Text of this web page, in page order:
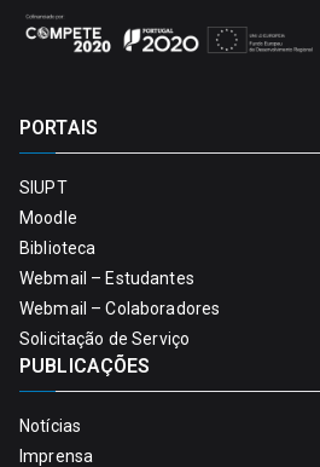
PORTAIS
SIUPT
Moodle
Biblioteca
Webmail – Estudantes
Webmail – Colaboradores
Solicitação de Serviço
PUBLICAÇÕES
Notícias
Imprensa